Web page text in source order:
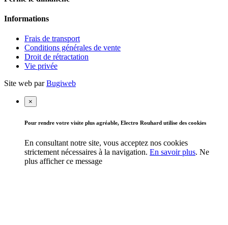
Informations
Frais de transport
Conditions générales de vente
Droit de rétractation
Vie privée
Site web parBugiweb
×
Pour rendre votre visite plus agréable, Electro Rouhard utilise des cookies
En consultant notre site, vous acceptez nos cookies
strictement nécessaires à la navigation. En savoir plus. Ne
plus afficher ce message